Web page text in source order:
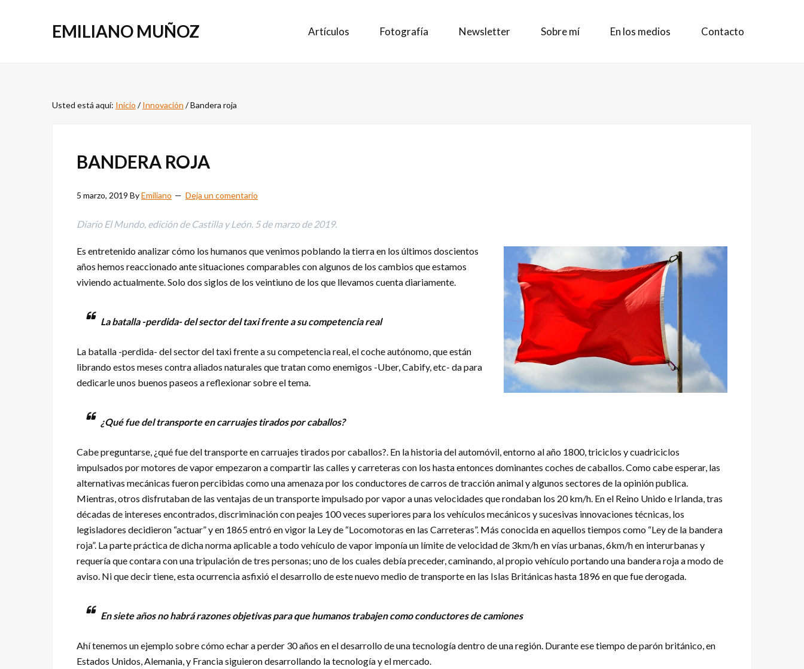
EMILIANO MUÑOZ Artículos Fotografía Newsletter Sobre mí En los medios Contacto
Usted está aquí: Inicio / Innovación /Bandera roja
BANDERA ROJA
5 marzo, 2019 ByEmiliano Deja un comentario
Diario El Mundo, edición de Castilla y León. 5 de marzo de 2019.
Es entretenido analizar cómo los humanos que venimos poblando la tierra en los últimos doscientos
años hemos reaccionado ante situaciones comparables con algunos de los cambios que estamos
viviendo actualmente. Solo dos siglos de los veintiuno de los que llevamos cuenta diariamente.
La batalla -perdida- del sector del taxi frente a su competencia real
La batalla -perdida- del sector del taxi frente a su competencia real, el coche autónomo, que están
librando estos meses contra aliados naturales que tratan como enemigos -Uber, Cabify, etc- da para
dedicarle unos buenos paseos a reflexionar sobre el tema.
¿Qué fue del transporte en carruajes tirados por caballos?
Cabe preguntarse, ¿qué fue del transporte en carruajes tirados por caballos?. En la historia del automóvil, entorno al año 1800, triciclos y cuadriciclos
impulsados por motores de vapor empezaron a compartir las calles y carreteras con los hasta entonces dominantes coches de caballos. Como cabe esperar, las
alternativas mecánicas fueron percibidas como una amenaza por los conductores de carros de tracción animal y algunos sectores de la opinión publica.
Mientras, otros disfrutaban de las ventajas de un transporte impulsado por vapor a unas velocidades que rondaban los 20 km/h. En el Reino Unido e Irlanda, tras
décadas de intereses encontrados, discriminación con peajes 100 veces superiores para los vehículos mecánicos y sucesivas innovaciones técnicas, los
legisladores decidieron “actuar” y en 1865 entró en vigor la Ley de “Locomotoras en las Carreteras”. Más conocida en aquellos tiempos como “Ley de la bandera
roja”. La parte práctica de dicha norma aplicable a todo vehículo de vapor imponía un límite de velocidad de 3km/h en vías urbanas, 6km/h en interurbanas y
requería que contara con una tripulación de tres personas; uno de los cuales debía preceder, caminando, al propio vehículo portando una bandera roja a modo de
aviso. Ni que decir tiene, esta ocurrencia asfixió el desarrollo de este nuevo medio de transporte en las Islas Británicas hasta 1896 en que fue derogada.
En siete años no habrá razones objetivas para que humanos trabajen como conductores de camiones
Ahí tenemos un ejemplo sobre cómo echar a perder 30 años en el desarrollo de una tecnología dentro de una región. Durante ese tiempo de parón británico, en
Estados Unidos, Alemania, y Francia siguieron desarrollando la tecnología y el mercado.